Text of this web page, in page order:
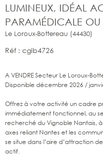
LUMINEUX, IDÉAL
PARAMÉDICALE OU
Le Loroux-Bottereau (44430)
Réf : cgib4726
A VENDRE Secteur Le Loroux-
Disponible décembre 2026 /
Offrez à votre activité un cadre
immédiatement fonctionnel, au
recherché du Vignoble Nantais,
axes reliant Nantes et les
se situe dans l’aire d’attraction
actif.